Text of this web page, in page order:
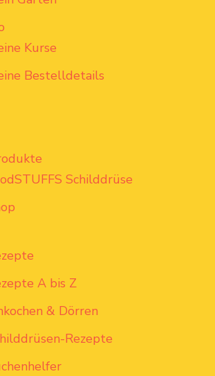
Kurse
Bestelldetails
Schilddrüse
A bis Z
& Dörren
Rezepte